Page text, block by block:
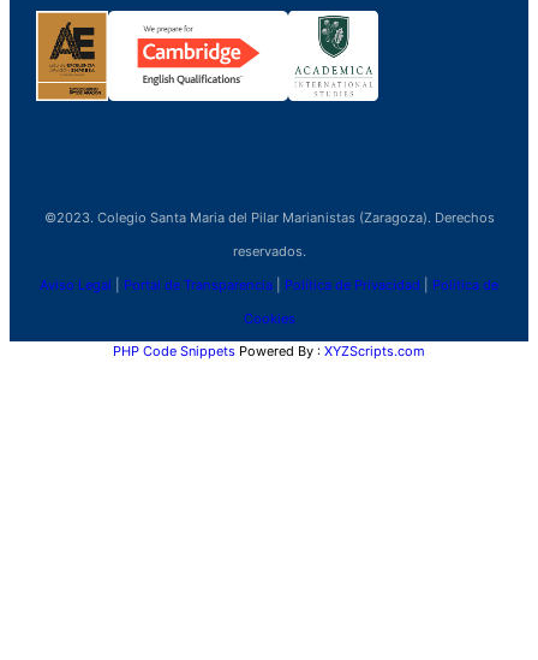
©2023. Colegio Santa Maria del Pilar Marianistas (Zaragoza). Derechos
reservados.
Aviso Legal Portal de Transparencia Política de Privacidad Política de
Cookies
PHP Code Snippets Powered By : XYZScripts.com